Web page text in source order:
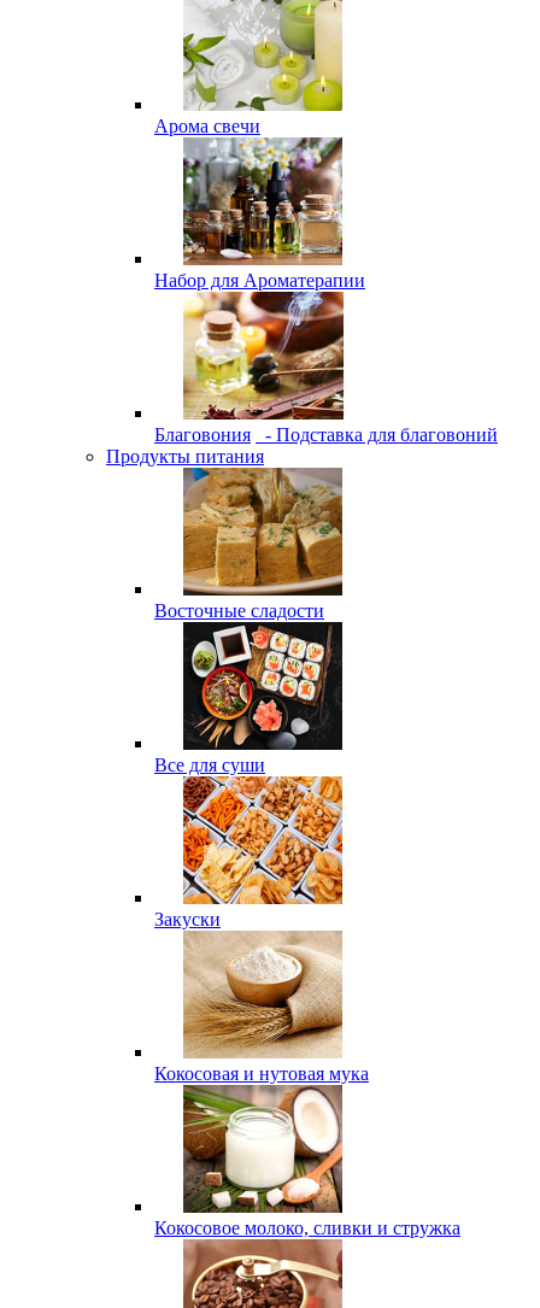
Арома свечи
Набор для Ароматерапии
Благовония
- Подставка для благовоний
Продукты питания
Восточные сладости
Все для суши
Закуски
Кокосовая и нутовая мука
Кокосовое молоко, сливки и стружка